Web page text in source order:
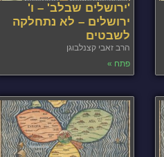
'ירושלים שבלב' – ו'
ירושלים – לא נתחלקה
לשבטים
הרב זאבי קצנלבוגן
פתח »